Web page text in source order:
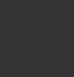
dem